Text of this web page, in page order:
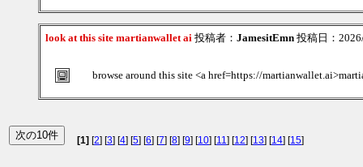
look at this site martianwallet ai 投稿者： JamesitEmn 投稿日：
browse around this site <a href=https://
[1] [2] [3] [4] [5] [6] [7] [8] [9] [10] [11] [12] [13] [14] [15]